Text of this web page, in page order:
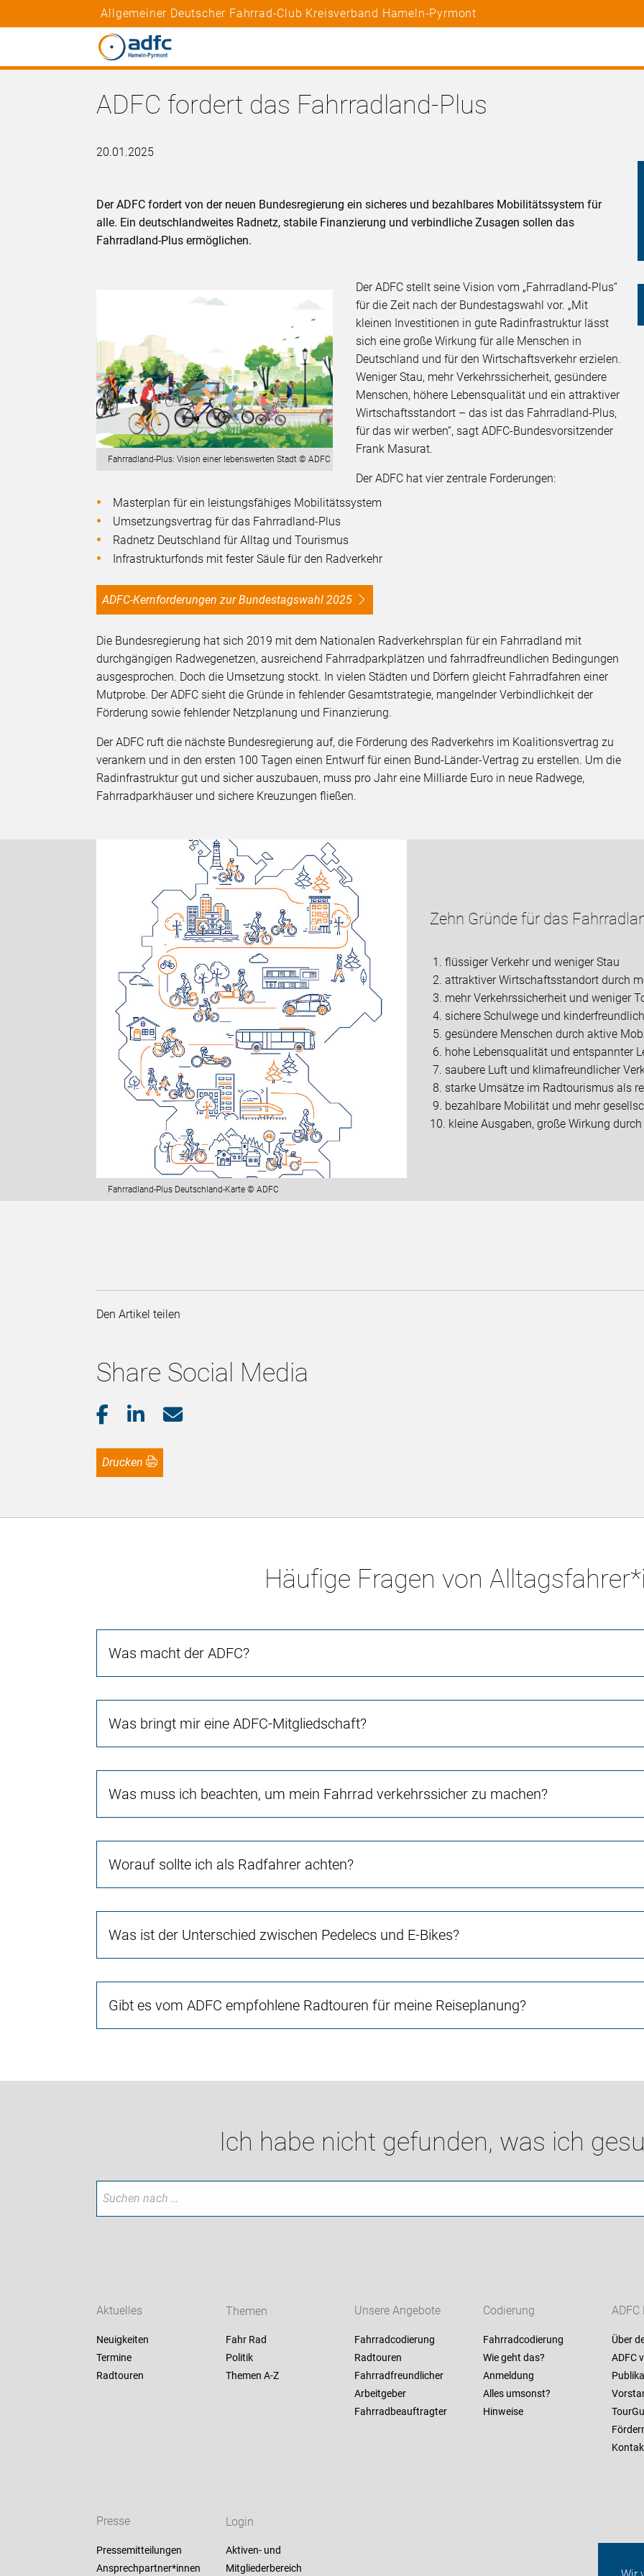
Allgemeiner Deutscher Fahrrad-Club Kreisverband Hameln-Pyrmont
ADFC fordert das Fahrradland-Plus
20.01.2025
Der ADFC fordert von der neuen Bundesregierung ein sicheres und bezahlbares Mobilitätssystem für
alle. Ein deutschlandweites Radnetz, stabile Finanzierung und verbindliche Zusagen sollen das
Fahrradland-Plus ermöglichen.
Fahrradland-Plus: Vision einer lebenswerten Stadt © ADFC
Der ADFC stellt seine Vision vom „Fahrradland-Plus“
für die Zeit nach der Bundestagswahl vor. „Mit
kleinen Investitionen in gute Radinfrastruktur lässt
sich eine große Wirkung für alle Menschen in
Deutschland und für den Wirtschaftsverkehr erzielen.
Weniger Stau, mehr Verkehrssicherheit, gesündere
Menschen, höhere Lebensqualität und ein attraktiver
Wirtschaftsstandort – das ist das Fahrradland-Plus,
für das wir werben“, sagt ADFC-Bundesvorsitzender
Frank Masurat.
Der ADFC hat vier zentrale Forderungen:
Masterplan für ein leistungsfähiges Mobilitätssystem
Umsetzungsvertrag für das Fahrradland-Plus
Radnetz Deutschland für Alltag und Tourismus
Infrastrukturfonds mit fester Säule für den Radverkehr
ADFC-Kernforderungen zur Bundestagswahl 2025
Die Bundesregierung hat sich 2019 mit dem Nationalen Radverkehrsplan für ein Fahrradland mit
durchgängigen Radwegenetzen, ausreichend Fahrradparkplätzen und fahrradfreundlichen Bedingungen
ausgesprochen. Doch die Umsetzung stockt. In vielen Städten und Dörfern gleicht Fahrradfahren einer
Mutprobe. Der ADFC sieht die Gründe in fehlender Gesamtstrategie, mangelnder Verbindlichkeit der
Förderung sowie fehlender Netzplanung und Finanzierung.
Der ADFC ruft die nächste Bundesregierung auf, die Förderung des Radverkehrs im Koalitionsvertrag zu
verankern und in den ersten 100 Tagen einen Entwurf für einen Bund-Länder-Vertrag zu erstellen. Um die
Radinfrastruktur gut und sicher auszubauen, muss pro Jahr eine Milliarde Euro in neue Radwege,
Fahrradparkhäuser und sichere Kreuzungen fließen.
Fahrradland-Plus Deutschland-Karte © ADFC
Zehn Gründe für das
1. flüssiger Verkehr und weniger Stau
2. attraktiver Wirtschaftsstandort durch
3. mehr Verkehrssicherheit und weniger
4. sichere Schulwege und
5. gesündere Menschen durch aktive
6. hohe Lebensqualität und entspannter
7. saubere Luft und klimafreundlicher
8. starke Umsätze im Radtourismus als
9. bezahlbare Mobilität und mehr
10. kleine Ausgaben, große Wirkung
Den Artikel teilen
Share Social Media
Drucken
Häufige Fragen von
Was macht der ADFC?
Was bringt mir eine ADFC-Mitgliedschaft?
Was muss ich beachten, um mein Fahrrad verkehrssicher zu machen?
Worauf sollte ich als Radfahrer achten?
Was ist der Unterschied zwischen Pedelecs und E-Bikes?
Gibt es vom ADFC empfohlene Radtouren für meine Reiseplanung?
Ich habe nicht gefunden, was ich
Aktuelles
Neuigkeiten
Termine
Radtouren
Themen
Fahr Rad
Politik
Themen A-Z
Unsere Angebote
Fahrradcodierung
Radtouren
Fahrradfreundlicher
Arbeitgeber
Fahrradbeauftragter
Codierung
Fahrradcodierung
Wie geht das?
Anmeldung
Alles umsonst?
Hinweise
Über
ADFC
Presse
Pressemitteilungen
Ansprechpartner*innen
Login
Aktiven- und
Mitgliederbereich